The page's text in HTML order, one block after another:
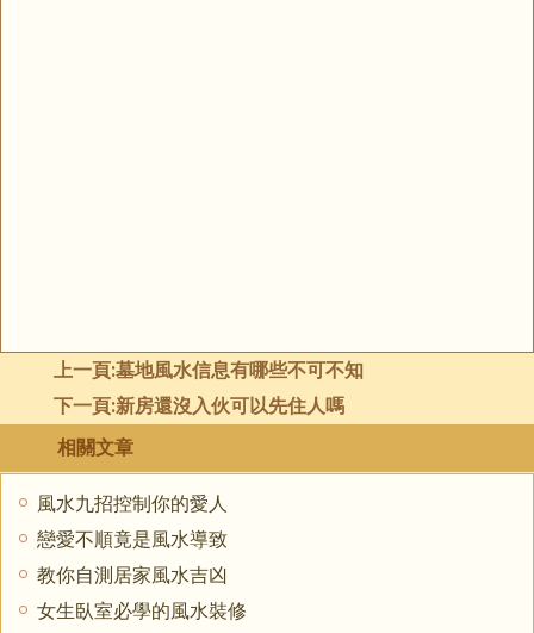
上一頁:墓地風水信息有哪些不可不知
下一頁:新房還沒入伙可以先住人嗎
相關文章
風水九招控制你的愛人
戀愛不順竟是風水導致
教你自測居家風水吉凶
女生臥室必學的風水裝修